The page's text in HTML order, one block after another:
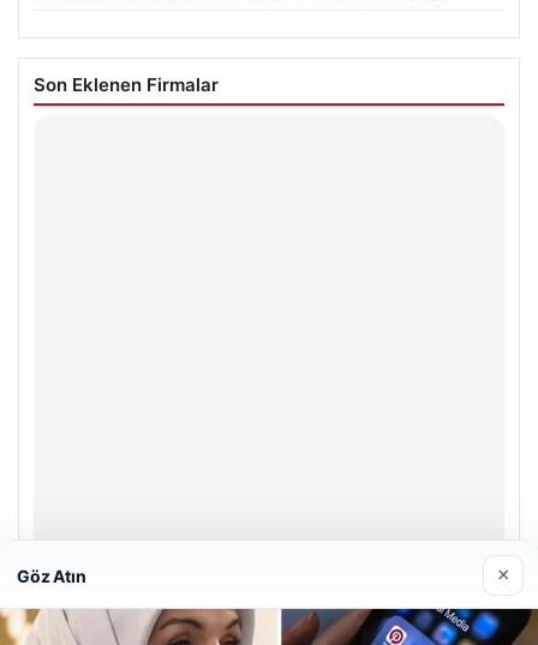
Son Eklenen Firmalar
Enes Kaplan Avukatlık Bürosu
28/04/2026
Göz Atın ×